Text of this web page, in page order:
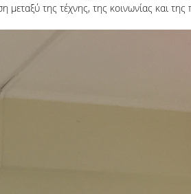
της τέχνης, της κοινωνίας και της